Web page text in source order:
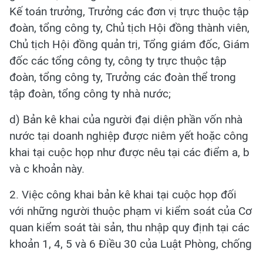
Kế toán trưởng, Trưởng các đơn vị trực thuộc tập
đoàn, tổng công ty, Chủ tịch Hội đồng thành viên,
Chủ tịch Hội đồng quản trị, Tổng giám đốc, Giám
đốc các tổng công ty, công ty trực thuộc tập
đoàn, tổng công ty, Trưởng các đoàn thể trong
tập đoàn, tổng công ty nhà nước;
d) Bản kê khai của người đại diện phần vốn nhà
nước tại doanh nghiệp được niêm yết hoặc công
khai tại cuộc họp như được nêu tại các điểm a, b
và c khoản này.
2. Việc công khai bản kê khai tại cuộc họp đối
với những người thuộc phạm vi kiểm soát của Cơ
quan kiểm soát tài sản, thu nhập quy định tại các
khoản 1, 4, 5 và 6 Điều 30 của Luật Phòng, chống